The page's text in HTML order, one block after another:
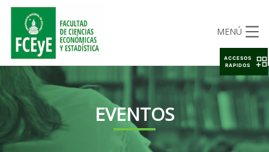
MENÚ
EVENTOS
ACCESOS
RAPIDOS